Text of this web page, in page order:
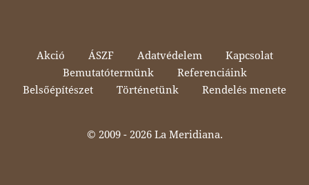
Akció ÁSZF Adatvédelem
Kapcsolat
Bemutatótermünk
Referenciáink
Belsőépítészet
Történetünk Rendelés menete
© 2009 - 2026 La Meridiana.